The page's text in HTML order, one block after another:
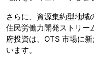
さらに、資源集約型地
住民労働力開発ストリー
府投資は、OTS 市場に
います。